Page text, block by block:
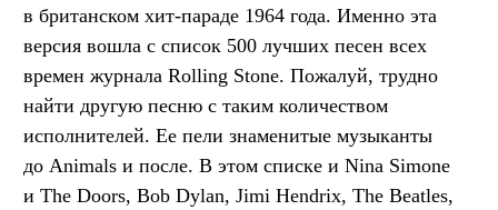
в британском хит-параде 1964 года. Именно эта
версия вошла с список 500 лучших песен всех
времен журнала Rolling Stone. Пожалуй, трудно
найти другую песню с таким количеством
исполнителей. Ее пели знаменитые музыканты
до Animals и после. В этом списке и Nina Simone
и The Doors, Bob Dylan, Jimi Hendrix, The Beatles,